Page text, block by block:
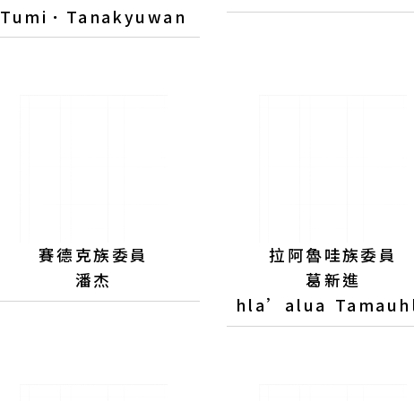
Tumi．Tanakyuwan
賽德克族委員
潘杰
拉阿魯哇族委員
葛新進
hla’alua